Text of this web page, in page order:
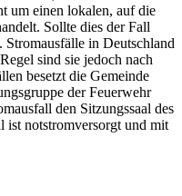
um einen lokalen, auf die
Sollte dies der Fall
in Deutschland
sind sie jedoch nach
besetzt die Gemeinde
der Feuerwehr
den Sitzungssaal des
ist notstromversorgt und mit